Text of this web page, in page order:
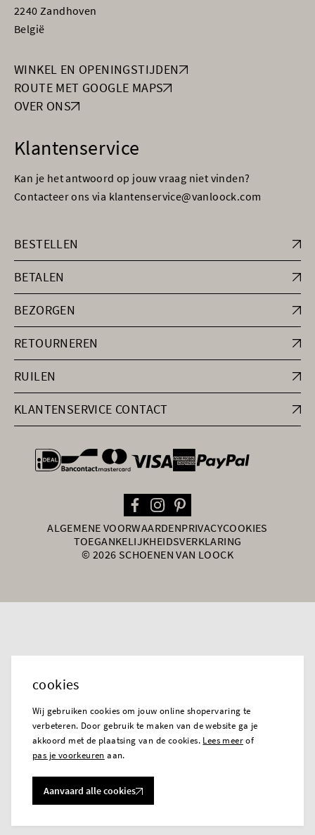
2240 Zandhoven
België
WINKEL EN OPENINGSTIJDEN
ROUTE MET GOOGLE MAPS
OVER ONS
Klantenservice
Kan je het antwoord op jouw vraag niet vinden?
Contacteer ons via klantenservice@vanloock.com
BESTELLEN
BETALEN
BEZORGEN
RETOURNEREN
RUILEN
KLANTENSERVICE CONTACT
general.paymentOptions
ALGEMENE VOORWAARDENPRIVACYCOOKIES
TOEGANKELIJKHEIDSVERKLARING
© 2026 SCHOENEN VAN LOOCK
cookies
Wij gebruiken cookies om jouw online shopervaring te
verbeteren. Door gebruik te maken van de website ga je
akkoord met de plaatsing van de cookies. Lees meerof
pas je voorkeuren aan.
Aanvaard alle cookies